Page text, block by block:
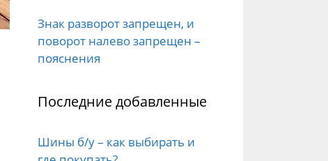
Знак разворот запрещен, и
поворот налево запрещен –
пояснения
Последние добавленные
Шины б/у – как выбирать и